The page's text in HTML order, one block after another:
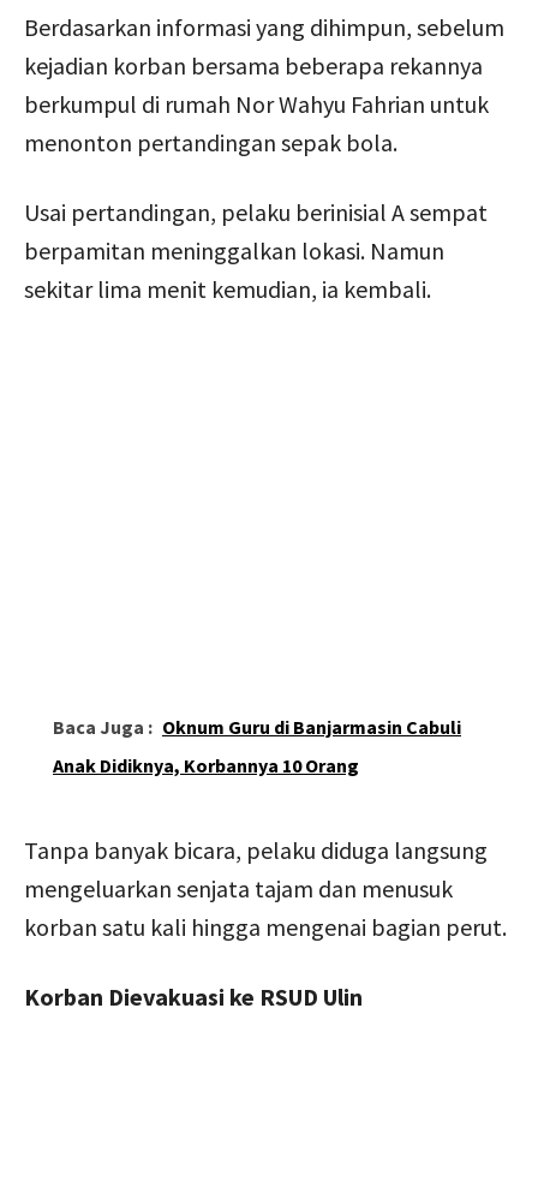
Berdasarkan informasi yang dihimpun, sebelum
kejadian korban bersama beberapa rekannya
berkumpul di rumah Nor Wahyu Fahrian untuk
menonton pertandingan sepak bola.
Usai pertandingan, pelaku berinisial A sempat
berpamitan meninggalkan lokasi. Namun
sekitar lima menit kemudian, ia kembali.
Baca Juga : Oknum Guru di Banjarmasin Cabuli
Anak Didiknya, Korbannya 10 Orang
Tanpa banyak bicara, pelaku diduga langsung
mengeluarkan senjata tajam dan menusuk
korban satu kali hingga mengenai bagian perut.
Korban Dievakuasi ke RSUD Ulin